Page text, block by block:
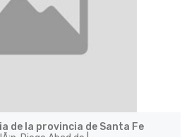
de la provincia de Santa Fe